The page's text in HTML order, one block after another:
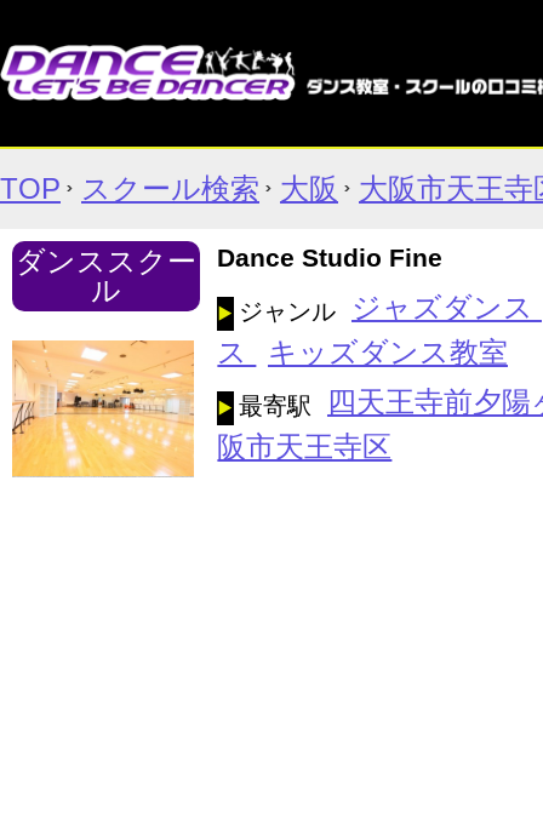
TOP スクール検索 大阪 大阪市天王寺
ダンススクー
ル
Dance Studio Fine
ジャンル
ジャズダンス
ス
キッズダンス教室
最寄駅
四天王寺前夕
阪市天王寺区